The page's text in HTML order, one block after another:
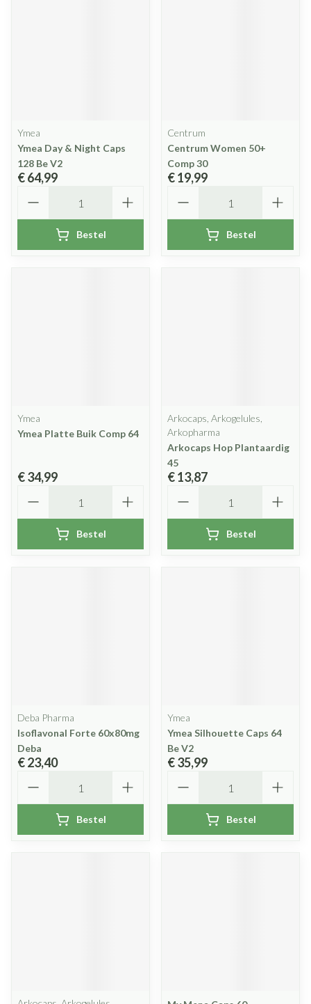
Ymea
Ymea Day & Night Caps
128 Be V2
€ 64,99
Bestel
Centrum
Centrum Women 50+
Comp 30
€ 19,99
Bestel
Ymea
Ymea Platte Buik Comp 64
€ 34,99
Bestel
Arkocaps, Arkogelules,
Arkopharma
Arkocaps Hop Plantaardig
45
€ 13,87
Bestel
Deba Pharma
Isoflavonal Forte 60x80mg
Deba
€ 23,40
Bestel
Ymea
Ymea Silhouette Caps 64
Be V2
€ 35,99
Bestel